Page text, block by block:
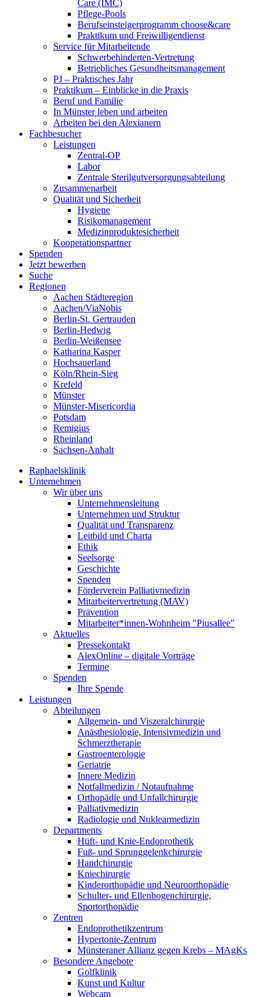
Care (IMC)
Pflege-Pools
Berufseinsteigerprogramm choose&care
Praktikum und Freiwilligendienst
Service für Mitarbeitende
Schwerbehinderten-Vertretung
Betriebliches Gesundheitsmanagement
PJ – Praktisches Jahr
Praktikum – Einblicke in die Praxis
Beruf und Familie
In Münster leben und arbeiten
Arbeiten bei den Alexianern
Fachbesucher
Leistungen
Zentral-OP
Labor
Zentrale Sterilgutversorgungsabteilung
Zusammenarbeit
Qualität und Sicherheit
Hygiene
Risikomanagement
Medizinproduktesicherheit
Kooperationspartner
Spenden
Jetzt bewerben
Suche
Regionen
Aachen Städteregion
Aachen/ViaNobis
Berlin-St. Gertrauden
Berlin-Hedwig
Berlin-Weißensee
Katharina Kasper
Hochsauerland
Köln/Rhein-Sieg
Krefeld
Münster
Münster-Misericordia
Potsdam
Remigius
Rheinland
Sachsen-Anhalt
Raphaelsklinik
Unternehmen
Wir über uns
Unternehmensleitung
Unternehmen und Struktur
Qualität und Transparenz
Leitbild und Charta
Ethik
Seelsorge
Geschichte
Spenden
Förderverein Palliativmedizin
Mitarbeitervertretung (MAV)
Prävention
Mitarbeiter*innen-Wohnheim "Piusallee"
Aktuelles
Pressekontakt
AlexOnline – digitale Vorträge
Termine
Spenden
Ihre Spende
Leistungen
Abteilungen
Allgemein- und Viszeralchirurgie
Anästhesiologie, Intensivmedizin und
Schmerztherapie
Gastroenterologie
Geriatrie
Innere Medizin
Notfallmedizin / Notaufnahme
Orthopädie und Unfallchirurgie
Palliativmedizin
Radiologie und Nuklearmedizin
Departments
Hüft- und Knie-Endoprothetik
Fuß- und Sprunggelenkchirurgie
Handchirurgie
Kniechirurgie
Kinderorthopädie und Neuroorthopädie
Schulter- und Ellenbogenchirurgie,
Sportorthopädie
Zentren
Endoprothetikzentrum
Hypertonie-Zentrum
Münsteraner Allianz gegen Krebs – MAgKs
Besondere Angebote
Golfklinik
Kunst und Kultur
Webcam